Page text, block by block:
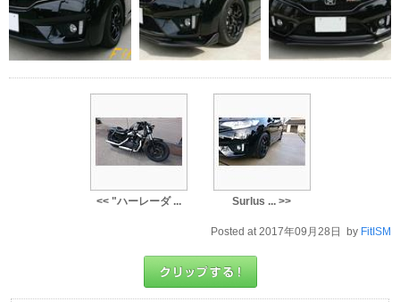
<< "ハーレーダ ... Surlus ... >>
Posted at 2017年09月28日 by FitISM